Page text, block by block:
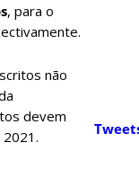
, para o
não
devem